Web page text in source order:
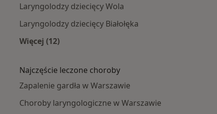
Laryngolodzy dziecięcy Wola
Laryngolodzy dziecięcy Białołęka
Więcej (12)
Najczęście leczone choroby
Zapalenie gardła w Warszawie
Choroby laryngologiczne w Warszawie